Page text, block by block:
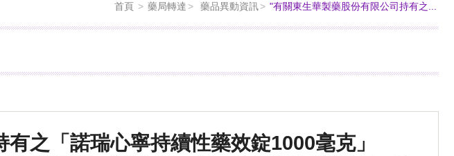
首頁 藥局轉達 藥品異動資訊 "有關東生華製藥股份有限公司持有之...
之「諾瑞心寧持續性藥效錠1000毫克」